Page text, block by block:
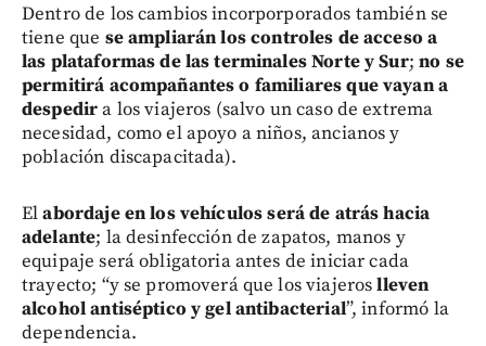
Dentro de los cambios incorporporados también se
tiene que se ampliarán los controles de acceso a
las plataformas de las terminales Norte y Sur;no se
permitirá acompañantes o familiares que vayan a
despedira los viajeros (salvo un caso de extrema
necesidad, como el apoyo a niños, ancianos y
población discapacitada).
Elabordaje en los vehículos será de atrás hacia
adelante; la desinfección de zapatos, manos y
equipaje será obligatoria antes de iniciar cada
trayecto; “y se promoverá que los viajeroslleven
alcohol antiséptico y gel antibacterial”, informó la
dependencia.